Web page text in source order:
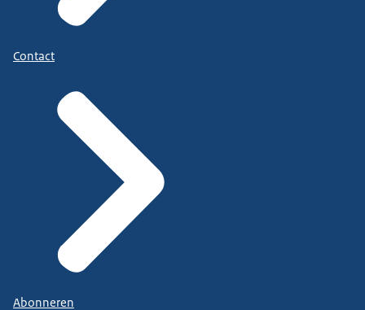
Contact
Abonneren